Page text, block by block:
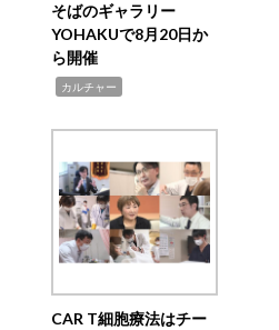
そばのギャラリー
YOHAKUで8月20日か
ら開催
カルチャー
CAR T細胞療法はチー